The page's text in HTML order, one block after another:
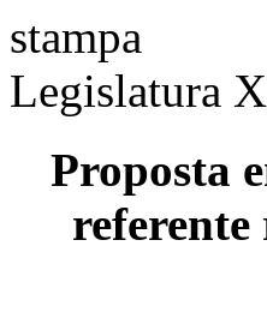
stampa
Legislatura
Proposta